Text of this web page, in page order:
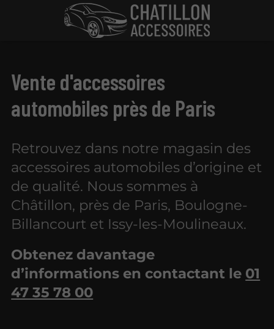
Vente d'accessoires
automobiles près de Paris
Retrouvez dans notre magasin des
accessoires automobiles d’origine et
de qualité. Nous sommes à
Châtillon, près de Paris, Boulogne-
Billancourt et Issy-les-Moulineaux.
Obtenez davantage
d’informations en contactant le 01
47 35 78 00